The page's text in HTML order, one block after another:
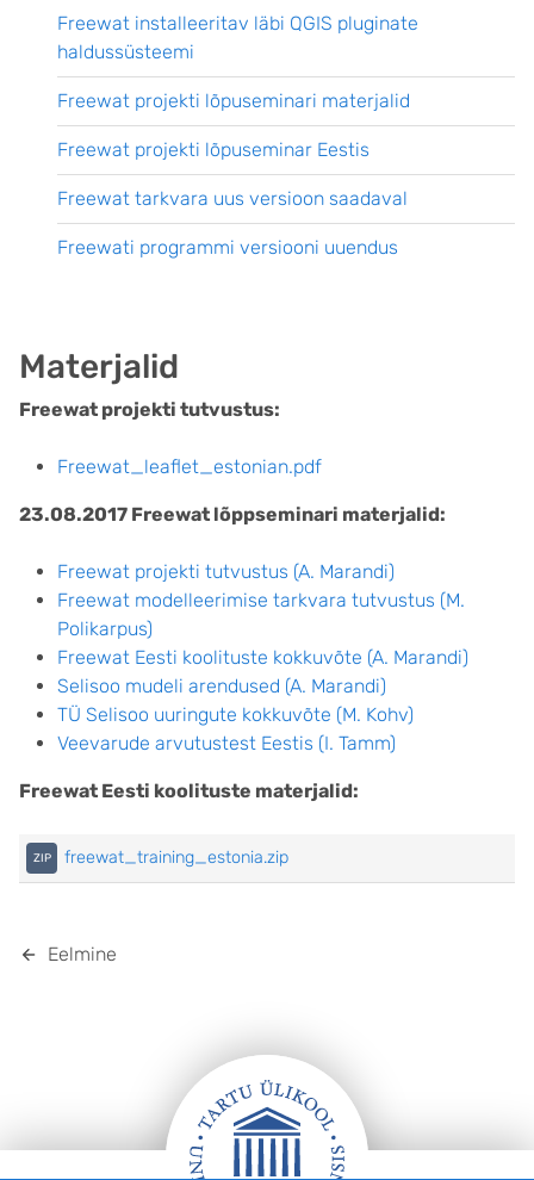
Materjalid
Freewat projekti tutvustus:
Freewat_leaflet_estonian.pdf
23.08.2017 Freewat lõppseminari materjalid:
Freewat projekti tutvustus (A. Marandi)
Freewat modelleerimise tarkvara tutvustus (M.
Polikarpus)
Freewat Eesti koolituste kokkuvõte (A. Marandi)
Selisoo mudeli arendused (A. Marandi)
TÜ Selisoo uuringute kokkuvõte (M. Kohv)
Veevarude arvutustest Eestis (I. Tamm)
Freewat Eesti koolituste materjalid:
freewat_training_estonia.zip
Eelmine
Freewat installeeritav läbi QGIS pluginate
haldussüsteemi
Freewat projekti lõpuseminari materjalid
Freewat projekti lõpuseminar Eestis
Freewat tarkvara uus versioon saadaval
Freewati programmi versiooni uuendus